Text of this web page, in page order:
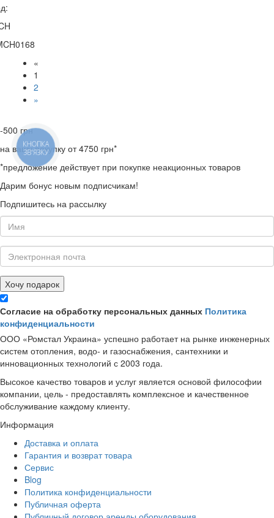
«
1
2
»
-500 грн
на вашу покупку от 4750 грн*
*предложение действует при покупке неакционных товаров
Дарим бонус новым подписчикам!
Подпишитесь на рассылку
Хочу подарок
Согласие на обработку персональных данных Политика
конфиденциальности
ООО «Ромстал Украина» успешно работает на рынке инженерных
систем отопления, водо- и газоснабжения, сантехники и
инновационных технологий с 2003 года.
Высокое качество товаров и услуг является основой философии
компании, цель - предоставлять комплексное и качественное
обслуживание каждому клиенту.
Информация
Доставка и оплата
Гарантия и возврат товара
Сервис
Blog
Политика конфиденциальности
Публичная оферта
КНОПКА
ЗВ'ЯЗКУ